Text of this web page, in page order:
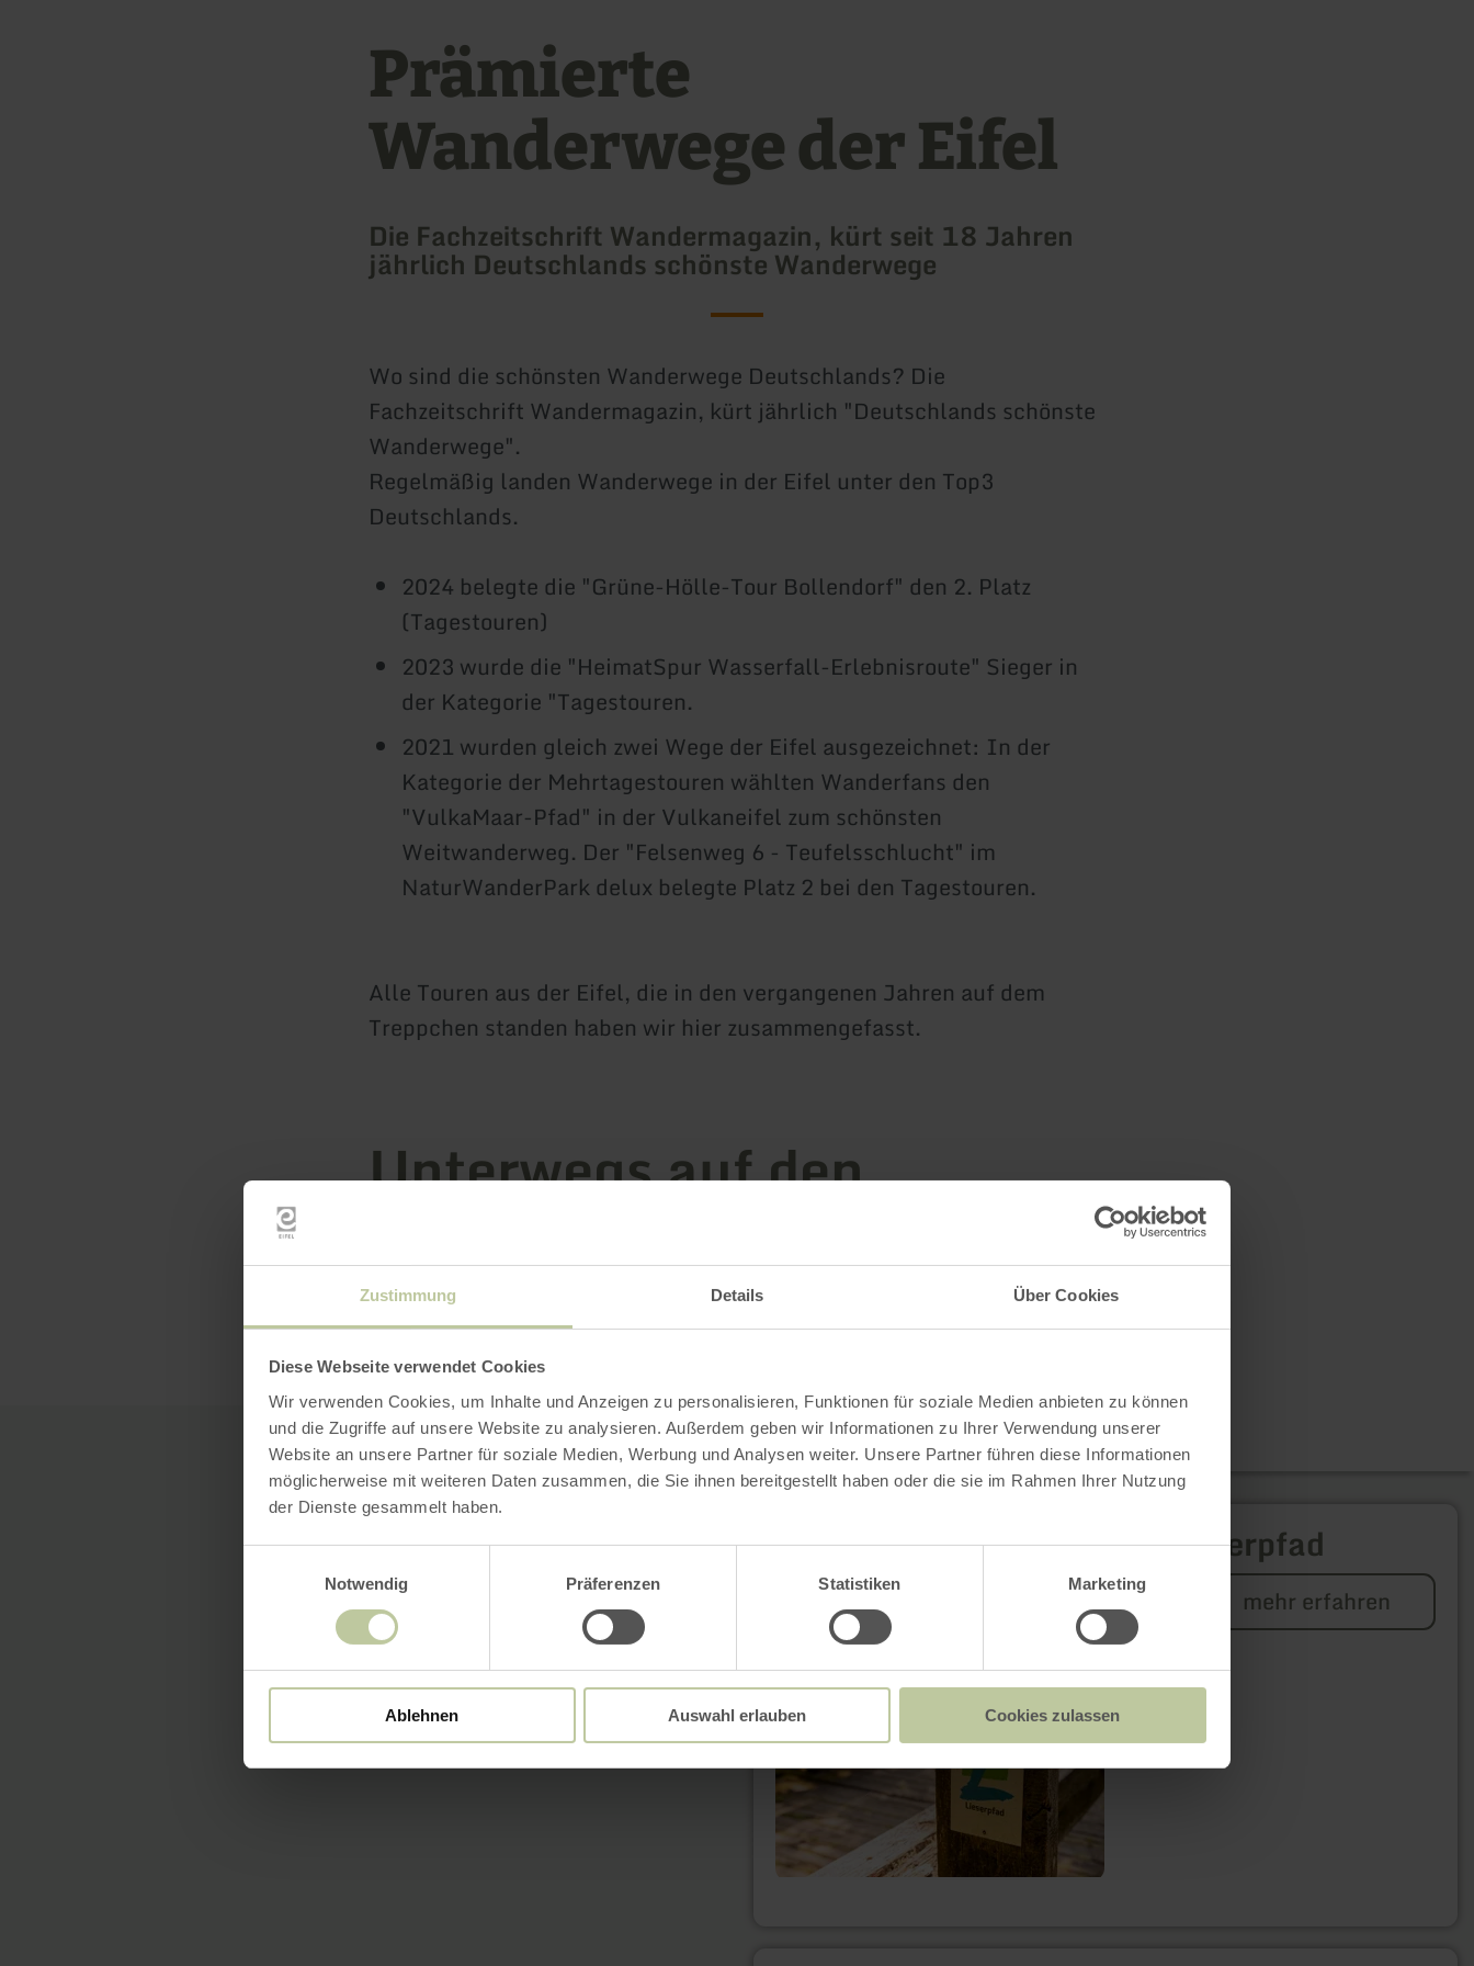
Zustimmung Details Über Cookies
Diese Webseite verwendet Cookies
Wir verwenden Cookies, um Inhalte und Anzeigen zu personalisieren, Funktionen für soziale Medien anbieten zu können
und die Zugriffe auf unsere Website zu analysieren. Außerdem geben wir Informationen zu Ihrer Verwendung unserer
Website an unsere Partner für soziale Medien, Werbung und Analysen weiter. Unsere Partner führen diese Informationen
möglicherweise mit weiteren Daten zusammen, die Sie ihnen bereitgestellt haben oder die sie im Rahmen Ihrer Nutzung
der Dienste gesammelt haben.
Notwendig
Präferenzen Statistiken Marketing
Ablehnen Auswahl erlauben Cookies zulassen
Prämierte
Wanderwege der Eifel
Die Fachzeitschrift Wandermagazin, kürt seit 18 Jahren
jährlich Deutschlands schönste Wanderwege
Wo sind die schönsten Wanderwege Deutschlands? Die
Fachzeitschrift Wandermagazin, kürt jährlich "Deutschlands schönste
Wanderwege".
Regelmäßig landen Wanderwege in der Eifel unter den Top3
Deutschlands.
2024 belegte die "Grüne-Hölle-Tour Bollendorf" den 2. Platz
(Tagestouren)
2023 wurde die "HeimatSpur Wasserfall-Erlebnisroute" Sieger in
der Kategorie "Tagestouren.
2021 wurden gleich zwei Wege der Eifel ausgezeichnet: In der
Kategorie der Mehrtagestouren wählten Wanderfans den
"VulkaMaar-Pfad" in der Vulkaneifel zum schönsten
Weitwanderweg. Der "Felsenweg 6 - Teufelsschlucht" im
NaturWanderPark delux belegte Platz 2 bei den Tagestouren.
Alle Touren aus der Eifel, die in den vergangenen Jahren auf dem
Treppchen standen haben wir hier zusammengefasst.
Unterwegs auf den
der Eifel
13 Ergebnisse
Der Lieserpfad
erfahren
mehr erfahren